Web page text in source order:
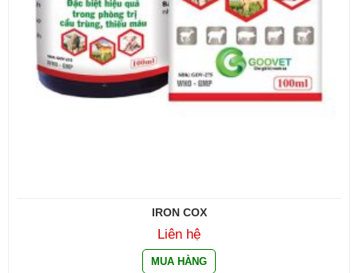
IRON COX
Liên hệ